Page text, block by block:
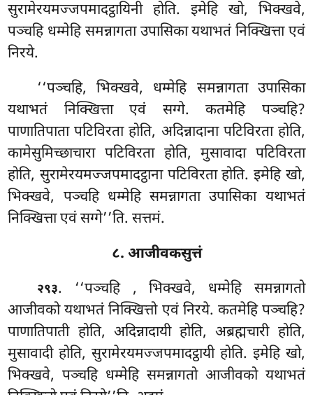
सुरामेरयमज्जपमादट्ठायिनी होति. इमेहि खो, भिक्खवे,
पञ्चहि धम्मेहि समन्नागता उपासिका यथाभतं निक्खित्ता एवं
निरये.
‘‘पञ्चहि, भिक्खवे, धम्मेहि समन्नागता उपासिका
यथाभतं निक्खित्ता एवं सग्गे. कतमेहि पञ्चहि?
पाणातिपाता पटिविरता होति, अदिन्नादाना पटिविरता होति,
कामेसुमिच्छाचारा पटिविरता होति, मुसावादा पटिविरता
होति, सुरामेरयमज्जपमादट्ठाना पटिविरता होति. इमेहि खो,
भिक्खवे, पञ्चहि धम्मेहि समन्नागता उपासिका यथाभतं
निक्खित्ता एवं सग्गे’’ति. सत्तमं.
८. आजीवकसुत्तं
२९३. ‘‘पञ्चहि , भिक्खवे, धम्मेहि समन्नागतो
आजीवको यथाभतं निक्खित्तो एवं निरये. कतमेहि पञ्चहि?
पाणातिपाती होति, अदिन्नादायी होति, अब्रह्मचारी होति,
मुसावादी होति, सुरामेरयमज्जपमादट्ठायी होति. इमेहि खो,
भिक्खवे, पञ्चहि धम्मेहि समन्नागतो आजीवको यथाभतं